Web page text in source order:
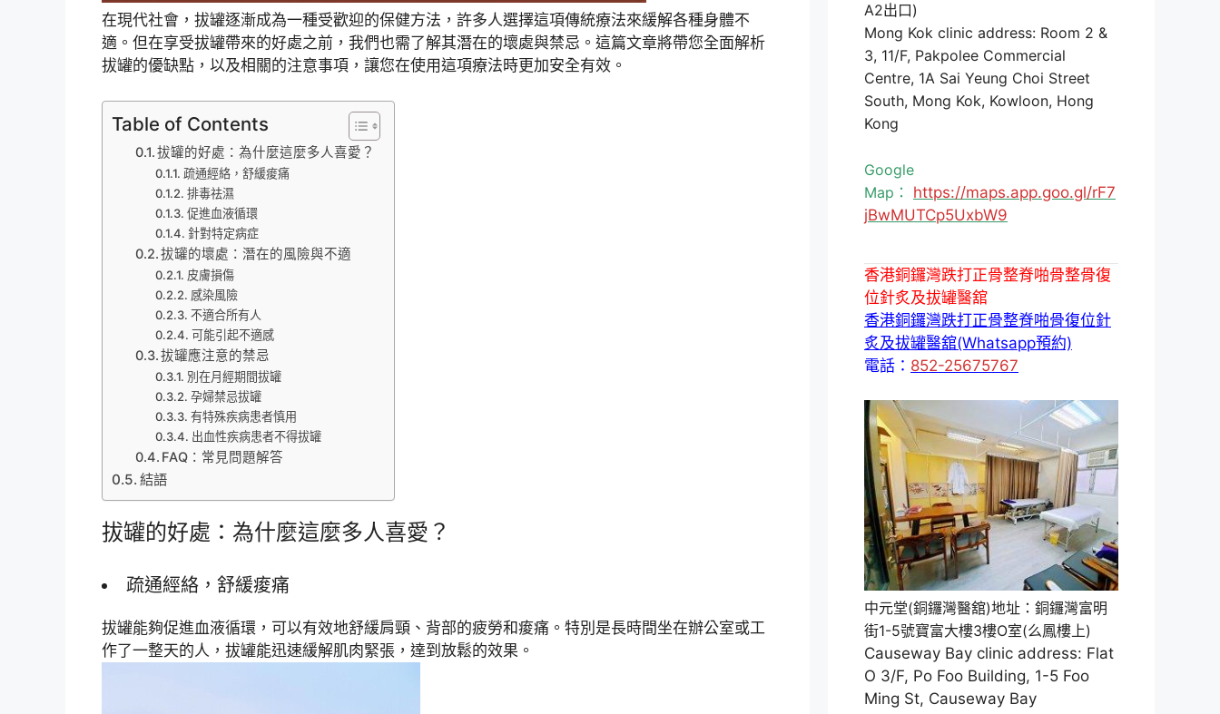
在現代社會，拔罐逐漸成為一種受歡迎的保健方法，許多人選擇這項傳統療法來緩解各種身體不
適。但在享受拔罐帶來的好處之前，我們也需了解其潛在的壞處與禁忌。這篇文章將帶您全面解析
拔罐的優缺點，以及相關的注意事項，讓您在使用這項療法時更加安全有效。
Table of Contents
拔罐的好處：為什麼這麼多人喜愛？
疏通經絡，舒緩痠痛
排毒祛濕
促進血液循環
針對特定病症
拔罐的壞處：潛在的風險與不適
皮膚損傷
感染風險
不適合所有人
可能引起不適感
拔罐應注意的禁忌
別在月經期間拔罐
孕婦禁忌拔罐
有特殊疾病患者慎用
出血性疾病患者不得拔罐
FAQ：常見問題解答
結語
拔罐的好處：為什麼這麼多人喜愛？
疏通經絡，舒緩痠痛
拔罐能夠促進血液循環，可以有效地舒緩肩頸、背部的疲勞和痠痛。特別是長時間坐在辦公室或工
作了一整天的人，拔罐能迅速緩解肌肉緊張，達到放鬆的效果。
A2出口)
Mong Kok clinic address: Room 2 &
3, 11/F, Pakpolee Commercial
Centre, 1A Sai Yeung Choi Street
South, Mong Kok, Kowloon, Hong
Kong
Google
Map： https://maps.app.goo.gl/rF7
jBwMUTCp5UxbW9
香港銅鑼灣跌打正骨整脊啪骨整骨復
位針炙及拔罐醫舘
香港銅鑼灣跌打正骨整脊啪骨復位針
炙及拔罐醫舘(Whatsapp預約)
電話： 852-25675767
中元堂(銅鑼灣醫舘)地址：銅鑼灣富明
街1-5號寶富大樓3樓O室(么鳳樓上)
Causeway Bay clinic address: Flat
O 3/F, Po Foo Building, 1-5 Foo
Ming St, Causeway Bay